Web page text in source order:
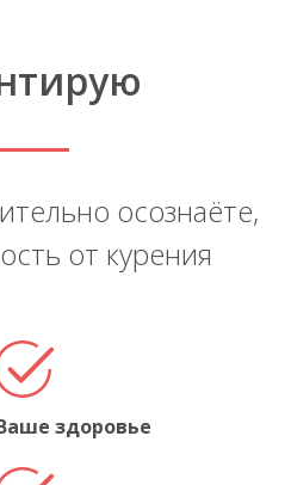
осознаёте,
от курения
здоровье